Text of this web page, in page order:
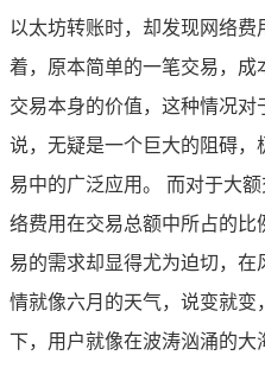
以太坊转账时，却发现网络
着，原本简单的一笔交易，成
交易本身的价值，这种情况
说，无疑是一个巨大的阻碍
易中的广泛应用。 而对于大
络费用在交易总额中所占的
易的需求却显得尤为迫切，
情就像六月的天气，说变就
下，用户就像在波涛汹涌的